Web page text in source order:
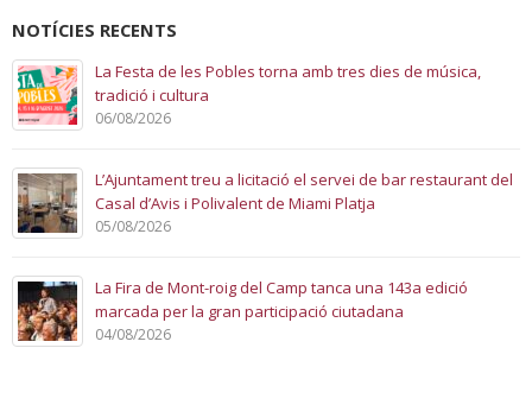
NOTÍCIES RECENTS
La Festa de les Pobles torna amb tres dies de música,
tradició i cultura
06/08/2026
L’Ajuntament treu a licitació el servei de bar restaurant del
Casal d’Avis i Polivalent de Miami Platja
05/08/2026
La Fira de Mont-roig del Camp tanca una 143a edició
marcada per la gran participació ciutadana
04/08/2026